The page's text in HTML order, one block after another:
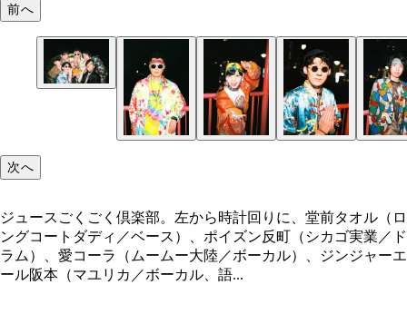
ジュースごくごく倶楽部。左から時計回りに、堂
ル（ロングコートダディ／ベース）、ポイズン反
し（滝音／キーボード）
前へ
次へ
ジュースごくごく倶楽部。左から時計回りに、堂前タオル（ロ
ングコートダディ／ベース）、ポイズン反町（シカゴ実業／ド
ラム）、愛コーラ（ムームー大陸／ボーカル）、ジンジャーエ
ール阪本（マユリカ／ボーカル、語...